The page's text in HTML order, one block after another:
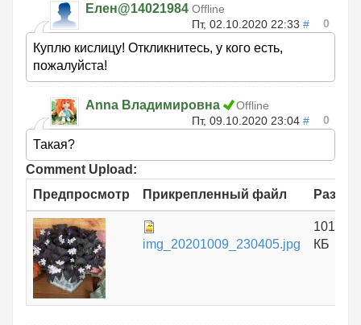
Елен@14021984 Offline
Пт, 02.10.2020 22:33 # 0
Куплю кислицу! Откликнитесь, у кого есть,
пожалуйста!
Anna Владимировна
Offline
Пт, 09.10.2020 23:04 # 0
Такая?
Comment Upload:
Предпросмотр
Прикрепленный файл Размер
img_20201009_230405.jpg
1012.43
КБ